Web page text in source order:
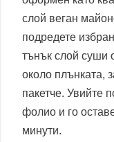
слой веган
подредете
тънък слой суши
около плънката,
пакетче. Увийте
фолио и го
минути.